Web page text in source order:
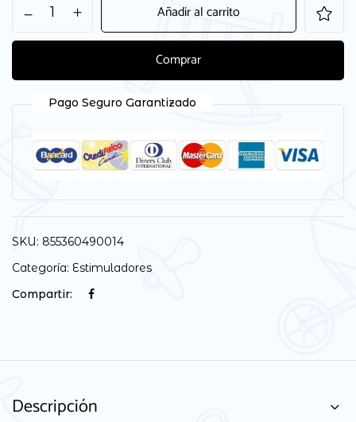
Añadir al carrito
Comprar
Pago Seguro Garantizado
SKU: 855360490014
Categoría: Estimuladores
Compartir:
Descripción